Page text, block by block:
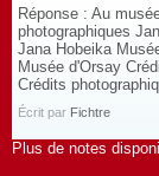
Réponse : Au
photographiques
Jana Hobeika
Musée d'Orsay
Crédits
Écrit par Fichtre
Plus de notes